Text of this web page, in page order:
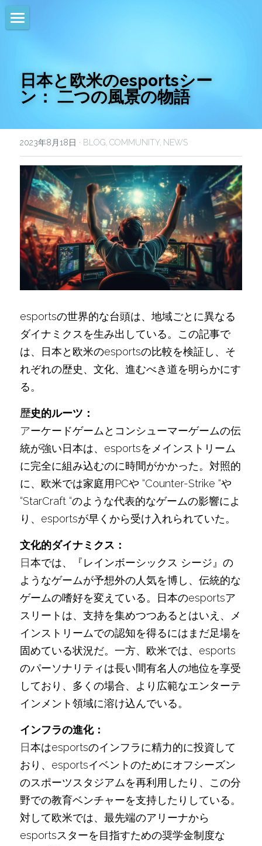
EVENTS
COMMUNITY
COMPANY
SHOP
日本と欧米のesportsシー
ン： 二つの風景の物語
2023年8月18日 · BLOG, COMMUNITY, NEWS
esportsの世界的な台頭は、地域ごとに異なる
ダイナミクスを生み出している。この記事で
は、日本と欧米のesportsの比較を検証し、そ
れぞれの歴史、文化、進むべき道を明らかにす
る。
歴史的ルーツ：
アーケードゲームとコンシューマーゲームの伝
統が強い日本は、esportsをメインストリーム
に完全に組み込むのに時間がかかった。対照的
に、欧米では家庭用PCや “Counter-Strike “や
“StarCraft “のような代表的なゲームの影響によ
り、esportsが早くから受け入れられていた。
文化的ダイナミクス：
日本では、『レインボーシックス シージ』の
ようなゲームが予想外の人気を博し、伝統的な
ゲームの嗜好を変えている。日本のesportsア
スリートは、支持を集めつつあるとはいえ、メ
インストリームでの認知を得るにはまだ足場を
固めている状況だ。一方、欧米では、esports
のパーソナリティは長い間有名人の地位を享受
しており、多くの場合、より広範なエンターテ
インメント領域に溶け込んでいる。
インフラの進化：
日本はesportsのインフラに精力的に投資して
おり、esportsイベントのためにオフシーズン
のスポーツスタジアムを再利用したり、この分
野での教育ベンチャーを支持したりしている。
対して欧米では、最先端のアリーナから
esportsスターを目指すための奨学金制度な